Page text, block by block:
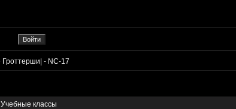
Гроттерши| - NC-17
Учебные классы